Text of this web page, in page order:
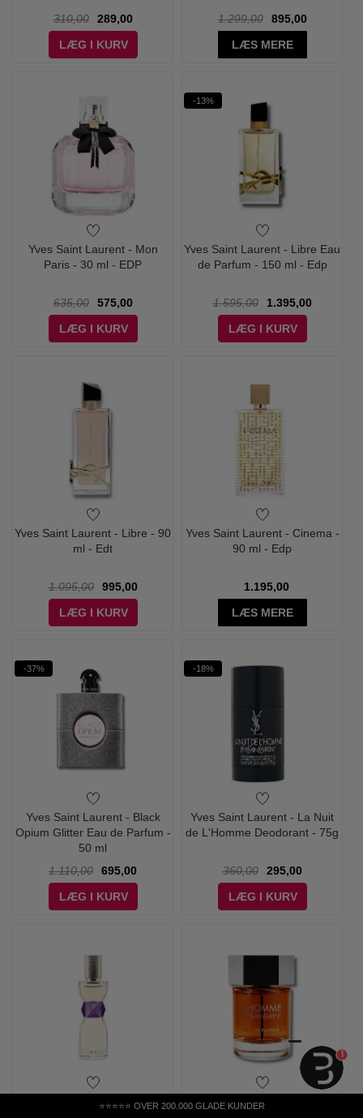
⭐⭐⭐⭐⭐ OVER 200.000 GLADE KUNDER
310,00
289,00
LÆG I KURV
1.299,00
895,00
LÆS MERE
Yves Saint Laurent - Mon
Paris - 30 ml - EDP
635,00
575,00
LÆG I KURV
-13%
Yves Saint Laurent - Libre Eau
de Parfum - 150 ml - Edp
1.595,00
1.395,00
LÆG I KURV
Yves Saint Laurent - Libre - 90
ml - Edt
1.095,00
995,00
LÆG I KURV
Yves Saint Laurent - Cinema -
90 ml - Edp
1.195,00
LÆS MERE
-37%
Yves Saint Laurent - Black
Opium Glitter Eau de Parfum -
50 ml
1.110,00
695,00
LÆG I KURV
-18%
Yves Saint Laurent - La Nuit
de L'Homme Deodorant - 75g
360,00
295,00
LÆG I KURV
Yves Saint Laurent - YSL
Yves Saint Laurent - L'Homme
1